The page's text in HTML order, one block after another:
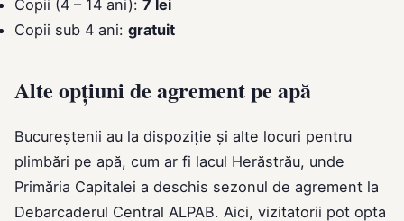
Copii (4 – 14 ani): 7 lei
Copii sub 4 ani: gratuit
Alte opțiuni de agrement pe apă
Bucureștenii au la dispoziție și alte locuri pentru
plimbări pe apă, cum ar fi lacul Herăstrău, unde
Primăria Capitalei a deschis sezonul de agrement la
Debarcaderul Central ALPAB. Aici, vizitatorii pot opta